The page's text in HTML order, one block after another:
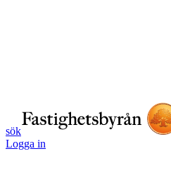
sök
Logga in